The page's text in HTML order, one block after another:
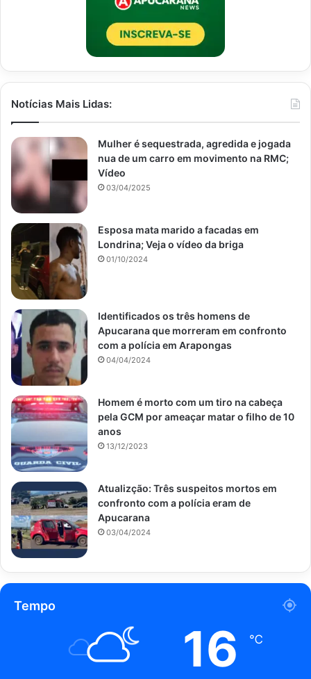
Notícias Mais Lidas:
Mulher é sequestrada, agredida e jogada
nua de um carro em movimento na RMC;
Vídeo
03/04/2025
Esposa mata marido a facadas em
Londrina; Veja o vídeo da briga
01/10/2024
Identificados os três homens de
Apucarana que morreram em confronto
com a polícia em Arapongas
04/04/2024
Homem é morto com um tiro na cabeça
pela GCM por ameaçar matar o filho de 10
anos
13/12/2023
Atualizção: Três suspeitos mortos em
confronto com a polícia eram de
Apucarana
03/04/2024
Tempo
16 ℃